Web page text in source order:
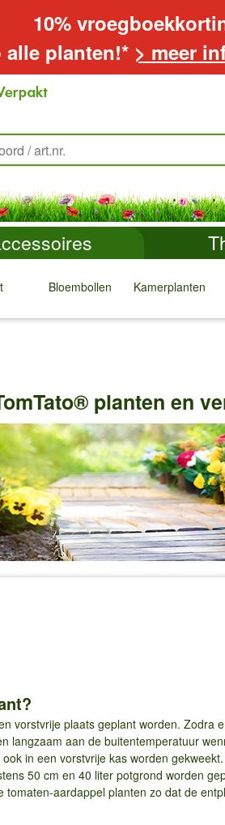
10%
alle planten!* > meer
Bloembollen
↓
Kamerplanten
↓ ↓
planten en
vorstvrije plaats geplant worden. Zodra
langzaam aan de buitentemperatuur
in een vorstvrije kas worden
50 cm en 40 liter potgrond worden
aardappel planten zo dat de